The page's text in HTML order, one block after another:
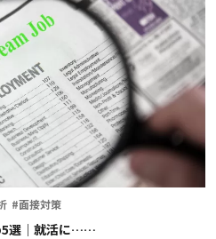
#面接対策
5選｜就活に……